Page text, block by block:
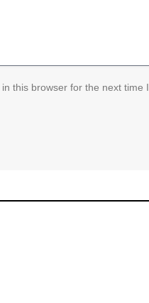
this browser for the next time